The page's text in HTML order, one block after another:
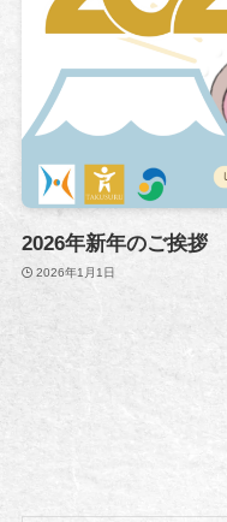
2026年新年のご挨拶
2026年1月1日